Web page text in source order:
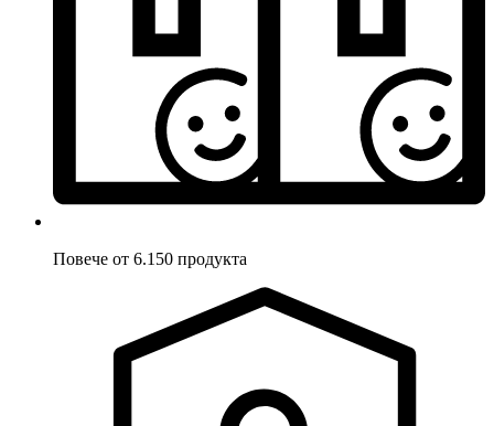
Повече от 6.150 продукта